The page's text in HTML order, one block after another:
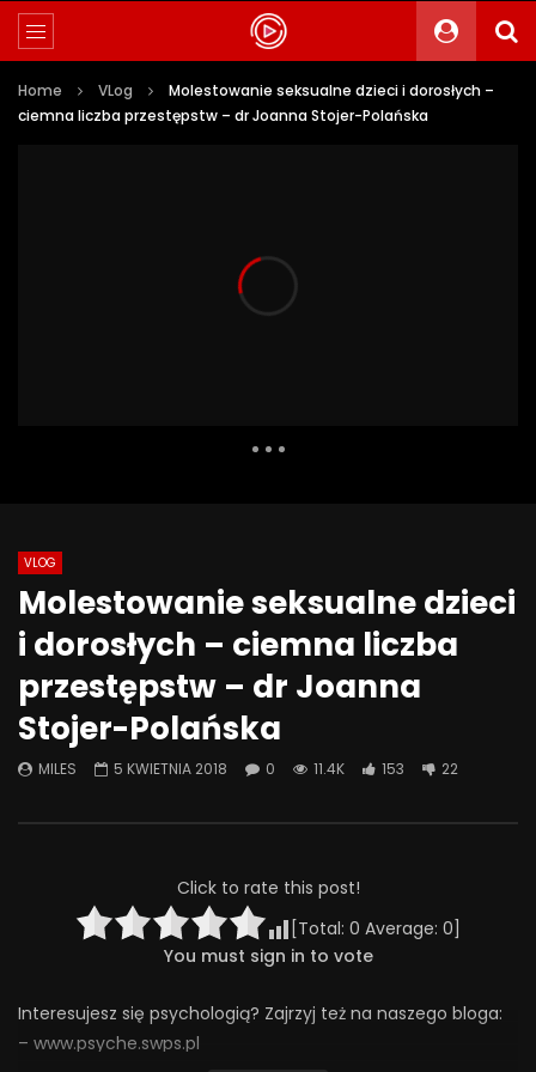
Home VLog
Molestowanie seksualne dzieci i dorosłych –
ciemna liczba przestępstw – dr Joanna Stojer-Polańska
Znaczenie obecności i
zaangażowania ojca w rozwój
psychoseksualny dorastającego
dziecka
27 CZERWCA 2025
0
241 0
Co możemy zrobić,
była miejscem
4 CZERWCA 2025
VLOG
Molestowanie seksualne dzieci
i dorosłych – ciemna liczba
przestępstw – dr Joanna
Stojer-Polańska
MILES 5 KWIETNIA 2018 0 11.4K 153 22
Click to rate this post!
[Total: 0 Average: 0]
You must sign in to vote
Interesujesz się psychologią? Zajrzyj też na naszego bloga:
– www.psyche.swps.pl